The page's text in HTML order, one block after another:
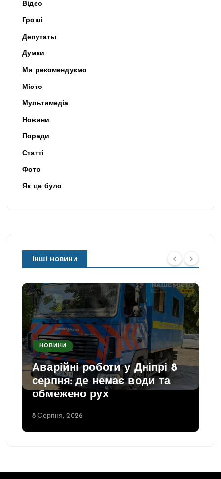
Відео
Гроші
Депутаты
Думки
Ми рекомендуємо
Місто
Мультимедіа
Новини
Поради
Статті
Фото
Як це було
Інші новини
НОВИНИ
Аварійні роботи у Дніпрі 8
серпня: де немає води та
обмежено рух
8 Серпня, 2026